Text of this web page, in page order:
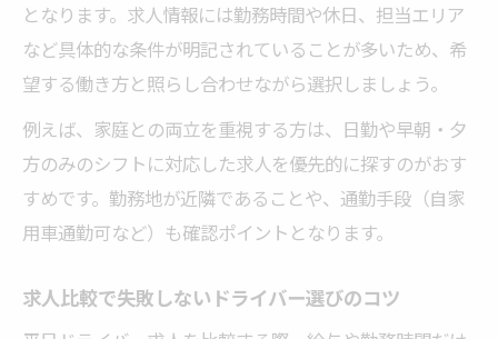
となります。求人情報には勤務時間や休日、担当エリア
など具体的な条件が明記されていることが多いため、希
望する働き方と照らし合わせながら選択しましょう。
例えば、家庭との両立を重視する方は、日勤や早朝・夕
方のみのシフトに対応した求人を優先的に探すのがおす
すめです。勤務地が近隣であることや、通勤手段（自家
用車通勤可など）も確認ポイントとなります。
求人比較で失敗しないドライバー選びのコツ